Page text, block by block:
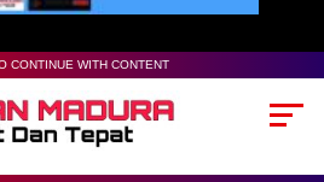
CONTINUE WITH CONTENT